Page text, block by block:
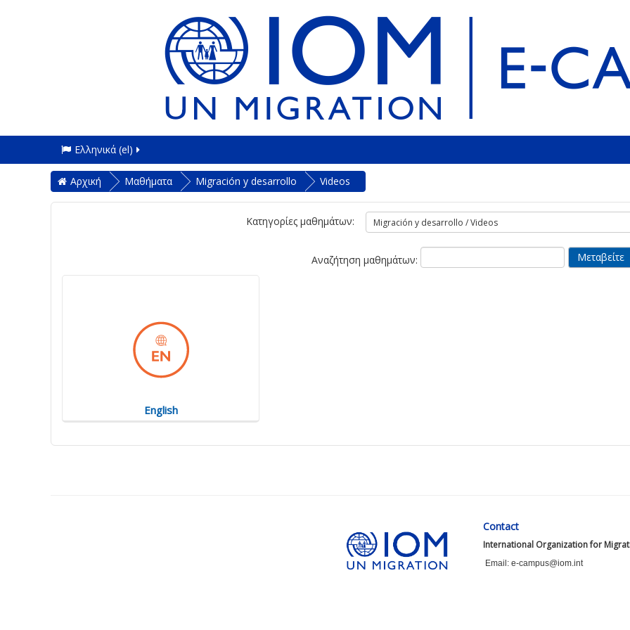
Ελληνικά ‎(el)‎
Αρχική Μαθήματα Migración y desarrollo Videos
Κατηγορίες μαθημάτων:
Αναζήτηση μαθημάτων:
English
Contact
International Organization for
Email: e-campus@iom.int